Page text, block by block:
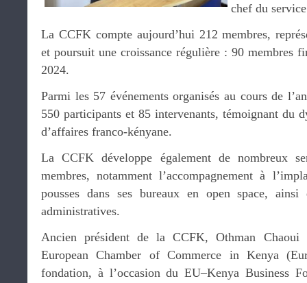
chef du
La CCFK compte aujourd’hui 212 membres,
et poursuit une croissance régulière : 90 membres
2024.
Parmi les 57 événements organisés au cours de
550 participants et 85 intervenants, témoignant du
d’affaires franco-kényane.
La CCFK développe également de nombreux
membres, notamment l’accompagnement à
pousses dans ses bureaux en open space, ainsi
administratives.
Ancien président de la CCFK, Othman Chaoui
European Chamber of Commerce in Kenya
fondation, à l’occasion du EU–Kenya Business